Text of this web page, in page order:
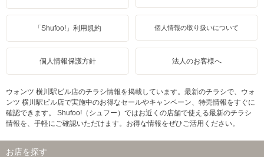
「Shufoo!」利用規約 個人情報の取り扱いについて
個人情報保護方針 法人のお客様へ
ウォンツ 横川駅ビル店のチラシ情報を掲載しています。最新のチラシで、ウォ
ンツ 横川駅ビル店で実施中のお得なセールやキャンペーン、特売情報をすぐに
確認できます。 Shufoo!（シュフー）ではお近くの店舗で使える最新のチラシ
情報を、手軽にご確認いただけます。お得な情報をぜひご活用ください。
お店を探す